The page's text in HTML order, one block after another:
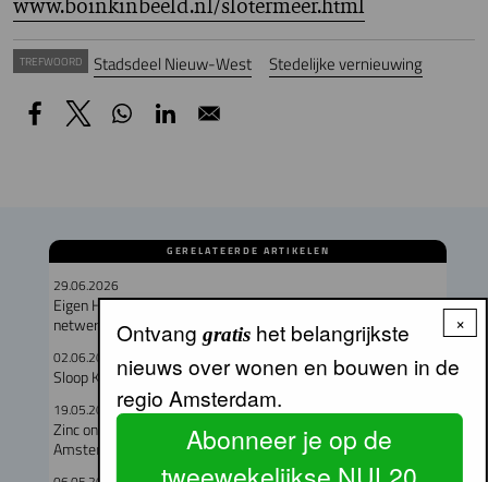
TREFWOORD Stadsdeel Nieuw-West Stedelijke vernieuwing
GERELATEERDE ARTIKELEN
29.06.2026
Eigen Haard sloopt Dichtersbuurt maar beschermt sociale
netwerken
02.06.2026
Sloop Knijtijzerpanden niet langer onbespreekbaar
19.05.2026
Zinc ontwikkelt 820 woningen aan de Paasheuvelweg in
Amsterdam Zuidoost
×
Ontvang gratishet belangrijkste
nieuws over wonen en bouwen in de
regio Amsterdam.
Abonneer je op de